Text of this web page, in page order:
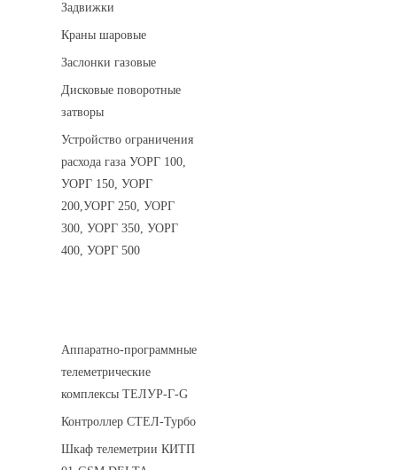
Задвижки
Краны шаровые
Заслонки газовые
Дисковые поворотные
затворы
Устройство ограничения
расхода газа УОРГ 100,
УОРГ 150, УОРГ
200,УОРГ 250, УОРГ
300, УОРГ 350, УОРГ
400, УОРГ 500
Аппаратно-программные
телеметрические
комплексы ТЕЛУР-Г-G
Контроллер СТЕЛ-Турбо
Шкаф телеметрии КИТП